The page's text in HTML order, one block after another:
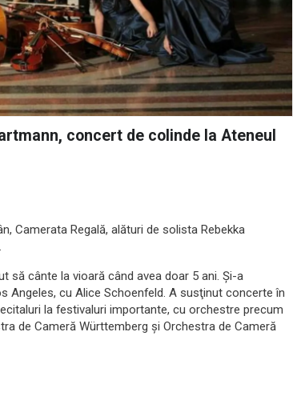
concert de colinde la Ateneul
Camerata Regală, alături de solista Rebekka
să cânte la vioară când avea doar 5 ani. Şi-a
Angeles, cu Alice Schoenfeld. A susţinut concerte în
la festivaluri importante, cu orchestre precum
de Cameră Württemberg şi Orchestra de Cameră